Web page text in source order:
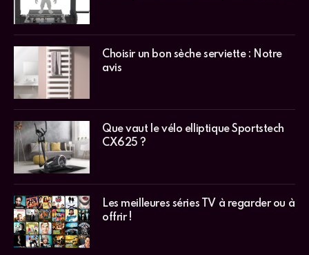
Choisir un bon sèche serviette : Notre
avis
Que vaut le vélo elliptique Sportstech
CX625 ?
Les meilleures séries TV à regarder ou à
offrir !